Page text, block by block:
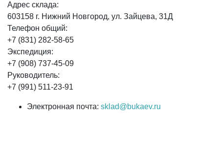
Адрес склада:
603158 г. Нижний Новгород, ул. Зайцева, 31Д
Телефон общий:
+7 (831) 282-58-65
Экспедиция:
+7 (908) 737-45-09
Руководитель:
+7 (991) 511-23-91
Электронная почта: sklad@bukaev.ru